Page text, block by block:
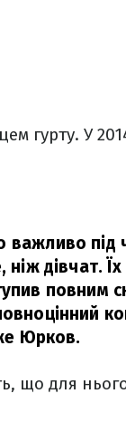
гурту. У
під
дівчат.
повним
Юрков.
що для